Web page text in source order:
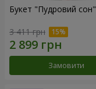
Букет "Пудровий сон"
3 411 грн
Замовити